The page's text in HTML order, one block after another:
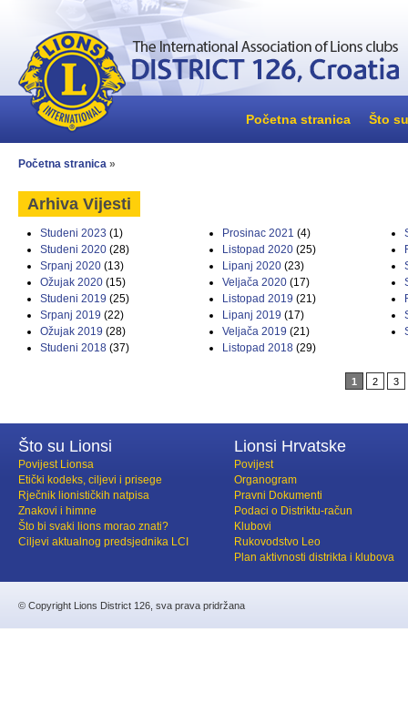
Početna stranica Što
Početna stranica »
Arhiva Vijesti
Studeni 2023 (1) Prosinac 2021 (4)
Studeni 2020 (28) Listopad 2020 (25)
Srpanj 2020 (13) Lipanj 2020 (23)
Ožujak 2020 (15) Veljača 2020 (17)
Studeni 2019 (25) Listopad 2019 (21)
Srpanj 2019 (22) Lipanj 2019 (17)
Ožujak 2019 (28) Veljača 2019 (21)
Studeni 2018 (37) Listopad 2018 (29)
1 2 3
Što su Lionsi
Povijest Lionsa
Etički kodeks, ciljevi i prisege
Rječnik lionističkih natpisa
Znakovi i himne
Što bi svaki lions morao znati?
Ciljevi aktualnog predsjednika LCI
Lionsi Hrvatske
Povijest
Organogram
Pravni Dokumenti
Podaci o Distriktu-račun
Klubovi
Rukovodstvo Leo
Plan aktivnosti distrikta i klubova
© Copyright Lions District 126, sva prava pridržana